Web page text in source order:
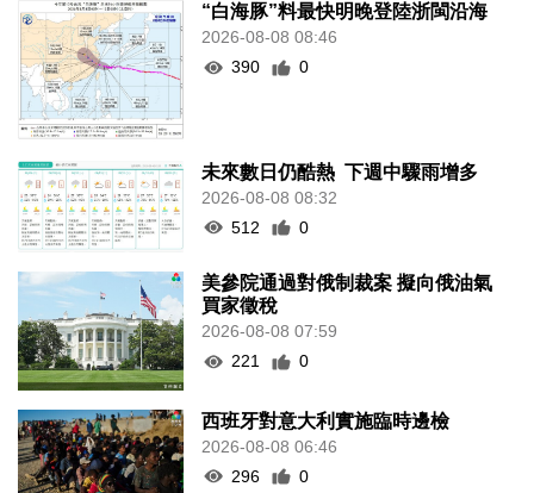
“白海豚”料最快明晚登陸浙閩沿海
2026-08-08 08:46
390
0
未來數日仍酷熱 下週中驟雨增多
2026-08-08 08:32
512
0
美參院通過對俄制裁案 擬向俄油氣
買家徵稅
2026-08-08 07:59
221
0
西班牙對意大利實施臨時邊檢
2026-08-08 06:46
296
0